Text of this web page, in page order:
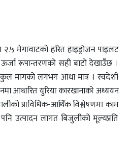
मेगावाटको हरित हाइड्रोजन पाइलट
ऊर्जा रूपान्तरणको सही बाटो देखाउँछ ।
मागको लगभग आधा मात्र । स्वदेशी
आधारित युरिया कारखानाको अध्ययन
प्राविधिक-आर्थिक विश्लेषणमा काम
उत्पादन लागत बिजुलीको मूल्यप्रति